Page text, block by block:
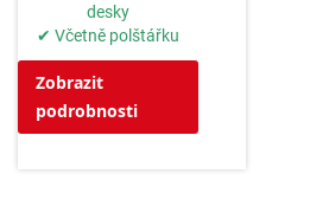
desky
✔ Včetně polštářku
Zobrazit
podrobnosti